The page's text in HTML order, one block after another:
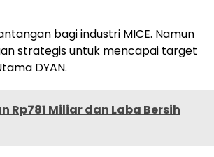
bagi industri MICE. Namun
strategis untuk mencapai target
DYAN.
Rp781 Miliar dan Laba Bersih